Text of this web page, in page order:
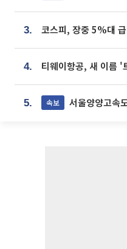
3.
4.
5. 속보 서울양양고속